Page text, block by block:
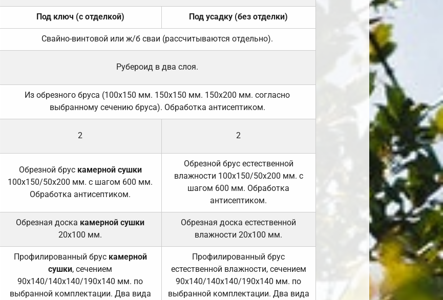
Под ключ (с отделкой) Под усадку (без отделки)
Свайно-винтовой или ж/б сваи (рассчитываются отдельно).
Рубероид в два слоя.
Из обрезного бруса (100х150 мм. 150х150 мм. 150х200 мм. согласно
выбранному сечению бруса). Обработка антисептиком.
2 2
Обрезной брус камерной сушки
100х150/50х200 мм. с шагом 600 мм.
Обработка антисептиком.
Обрезной брус естественной
влажности 100х150/50х200 мм. с
шагом 600 мм. Обработка
антисептиком.
Обрезная доска камерной сушки
20х100 мм.
Обрезная доска естественной
влажности 20х100 мм.
Профилированный брус камерной
сушки, сечением
90х140/140х140/190х140 мм. по
выбранной комплектации. Два вида
Профилированный брус
естественной влажности, сечением
90х140/140х140/190х140 мм. по
выбранной комплектации. Два вида